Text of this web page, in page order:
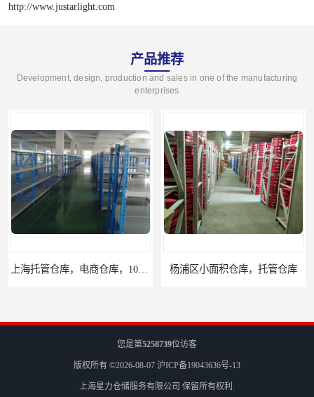
http://www.justarlight.com
产品推荐
Development, design, production and sales in one of the manufacturing
enterprises
杨浦区小面积仓库，托管仓库 上海小面积仓库，全程系统化管理
您是第5258739位访客
版权所有 ©2026-08-07 沪ICP备19043636号-13
上海星力仓储服务有限公司 保留所有权利.